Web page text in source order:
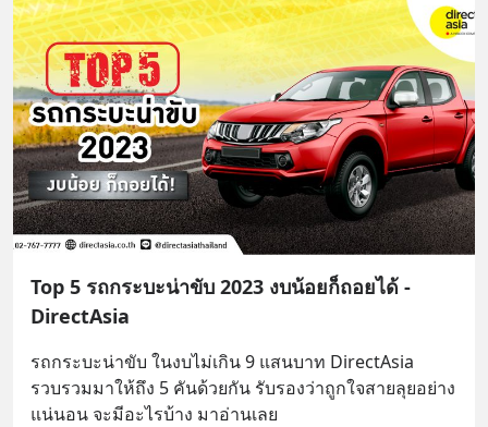
Top 5 รถกระบะน่าขับ 2023 งบน้อยก็ถอยได้ -
DirectAsia
รถกระบะน่าขับ ในงบไม่เกิน 9 แสนบาท DirectAsia
รวบรวมมาให้ถึง 5 คันด้วยกัน รับรองว่าถูกใจสายลุยอย่าง